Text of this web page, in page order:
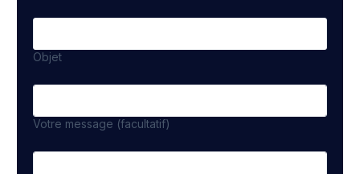
Objet
Votre message (facultatif)